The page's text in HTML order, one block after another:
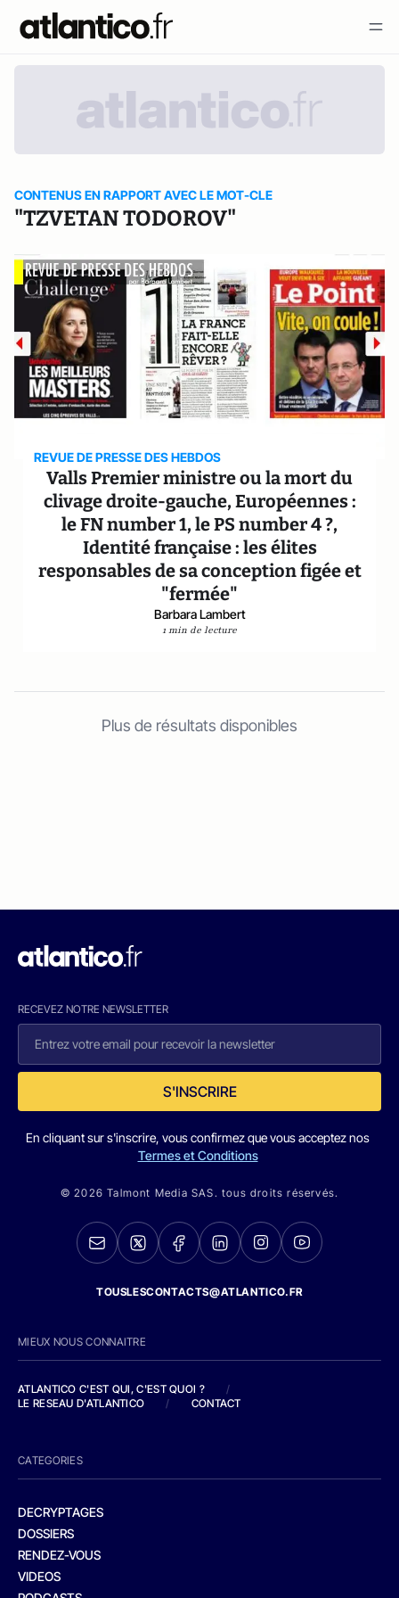
CONTENUS EN RAPPORT AVEC LE MOT-CLE
"TZVETAN TODOROV"
REVUE DE PRESSE DES HEBDOS
Valls Premier ministre ou la mort du
clivage droite-gauche, Européennes :
le FN number 1, le PS number 4 ?,
Identité française : les élites
responsables de sa conception figée et
"fermée"
Barbara Lambert
1 min de lecture
Plus de résultats disponibles
RECEVEZ NOTRE NEWSLETTER
S'INSCRIRE
En cliquant sur s'inscrire, vous confirmez que vous acceptez nos
Termes et Conditions
© 2026 Talmont Media SAS. tous droits réservés.
TOUSLESCONTACTS@ATLANTICO.FR
MIEUX NOUS CONNAITRE
ATLANTICO C'EST QUI, C'EST QUOI ?
/
LE RESEAU D'ATLANTICO
/ CONTACT
CATEGORIES
DECRYPTAGES
DOSSIERS
RENDEZ-VOUS
VIDEOS